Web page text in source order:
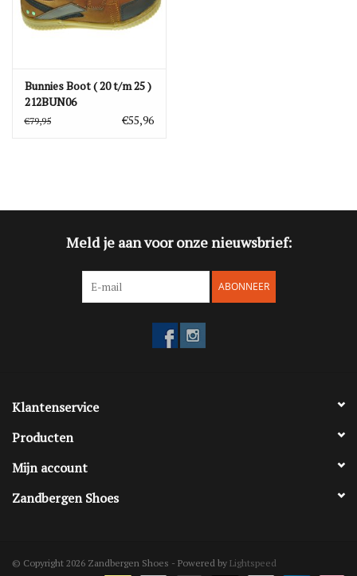
Bunnies Boot ( 20 t/m 25 )
212BUN06
€79,95 €55,96
Meld je aan voor onze nieuwsbrief:
ABONNEER
Klantenservice
Producten
Mijn account
Zandbergen Shoes
© Copyright 2026 Zandbergen Shoes - Powered by Lightspeed